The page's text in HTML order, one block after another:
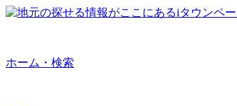
ホーム・検索